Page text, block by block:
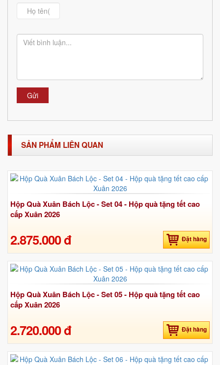
Gửi
SẢN PHẨM LIÊN QUAN
Hộp Quà Xuân Bách Lộc - Set 04 - Hộp quà tặng tết cao
cấp Xuân 2026
2.875.000 đ Đặt hàng
Hộp Quà Xuân Bách Lộc - Set 05 - Hộp quà tặng tết cao
cấp Xuân 2026
2.720.000 đ Đặt hàng